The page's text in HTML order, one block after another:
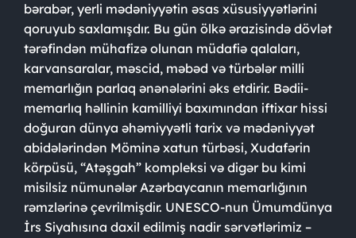
bərabər, yerli mədəniyyətin əsas xüsusiyyətlərini
qoruyub saxlamışdır. Bu gün ölkə ərazisində dövlət
tərəfindən mühafizə olunan müdafiə qalaları,
karvansaralar, məscid, məbəd və türbələr milli
memarlığın parlaq ənənələrini əks etdirir. Bədii-
memarlıq həllinin kamilliyi baxımından iftixar hissi
doğuran dünya əhəmiyyətli tarix və mədəniyyət
abidələrindən Möminə xatun türbəsi, Xudafərin
körpüsü, “Atəşgah” kompleksi və digər bu kimi
misilsiz nümunələr Azərbaycanın memarlığının
rəmzlərinə çevrilmişdir. UNESCO-nun Ümumdünya
İrs Siyahısına daxil edilmiş nadir sərvətlərimiz –